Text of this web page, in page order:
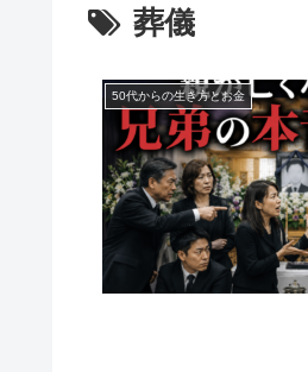
葬儀
50代からの生き方とお金